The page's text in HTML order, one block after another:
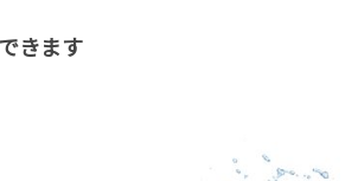
きます